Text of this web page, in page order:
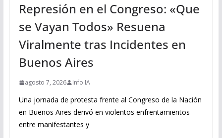
Represión en el Congreso: «Que
se Vayan Todos» Resuena
Viralmente tras Incidentes en
Buenos Aires
agosto 7, 2026 Info IA
Una jornada de protesta frente al Congreso de la Nación
en Buenos Aires derivó en violentos enfrentamientos
entre manifestantes y